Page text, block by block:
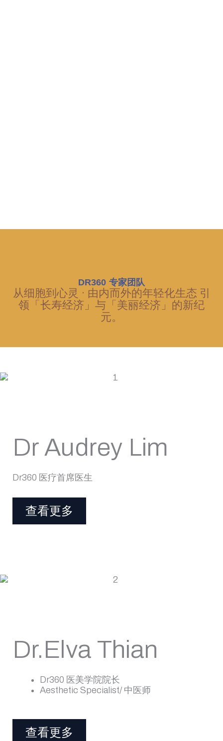
DR360 专家团队
从细胞到心灵 · 由内而外的年轻化生态 引
领「长寿经济」与「美丽经济」的新纪
元。
Dr Audrey Lim
Dr360 医疗首席医生
查看更多
Dr.Elva Thian
Dr360 医美学院院长
Aesthetic Specialist/ 中医师
查看更多